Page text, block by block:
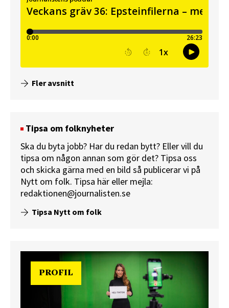
Fler avsnitt
Tipsa om folknyheter
Ska du byta jobb? Har du redan bytt? Eller vill du
tipsa om någon annan som gör det? Tipsa oss
och skicka gärna med en bild så publicerar vi på
Nytt om folk. Tipsa här eller mejla:
redaktionen@journalisten.se
Tipsa Nytt om folk
PROFIL